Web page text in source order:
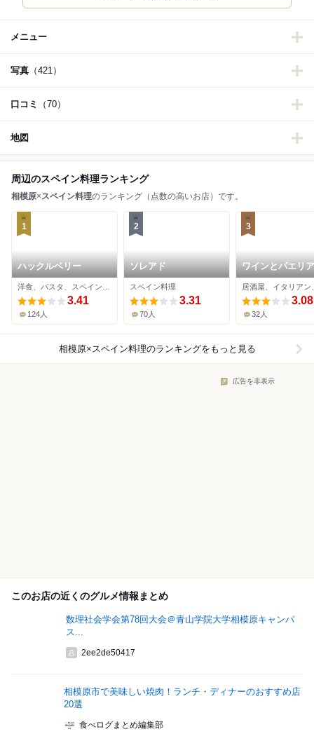
メニュー
写真 （421）
口コミ （70）
地図
周辺のスペイン料理ランキング
相模原×スペイン料理のランキング（点数の高いお店）です。
1
ハックルベリー
3.41
124人
2
ソレアド
スペイン料理
3.31
70人
3
ワインとパエリ
店 Bistro然
3.08
32人
相模原×スペイン料理のランキングをもっと見る
広告を非表示
このお店の近くのグルメ情報まとめ
数理社会学会第78回大会＠青山学院大学相模原キャンパ
ス...
2ee2de50417
相模原市で美味しい焼肉！ランチ・ディナーのおすすめ店
20選
食べログまとめ編集部